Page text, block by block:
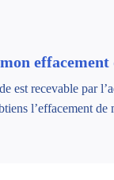
effacement
est recevable par
l’effacement de